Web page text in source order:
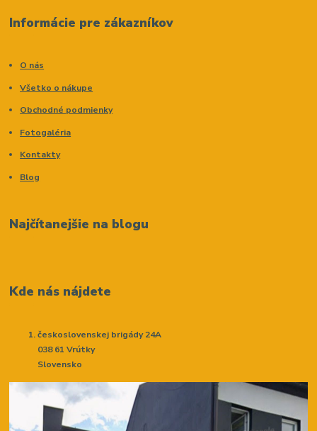
Informácie pre zákazníkov
O nás
Všetko o nákupe
Obchodné podmienky
Fotogaléria
Kontakty
Blog
Najčítanejšie na blogu
Kde nás nájdete
československej brigády 24A
038 61 Vrútky
Slovensko